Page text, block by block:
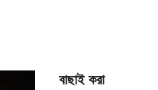
বাছাই করা